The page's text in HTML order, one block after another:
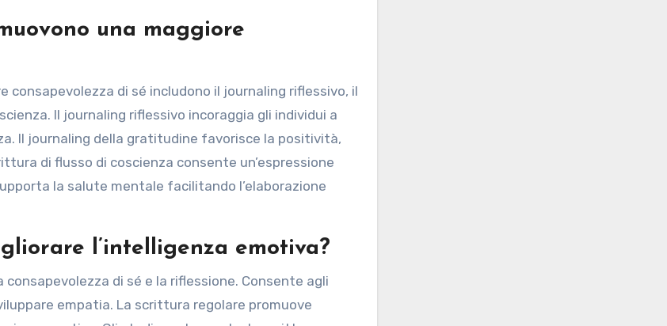
una maggiore
consapevolezza di sé includono il journaling riflessivo, il
Il journaling riflessivo incoraggia gli individui a
Il journaling della gratitudine favorisce la positività,
di flusso di coscienza consente un’espressione
la salute mentale facilitando l’elaborazione
l’intelligenza emotiva?
di sé e la riflessione. Consente agli
empatia. La scrittura regolare promuove